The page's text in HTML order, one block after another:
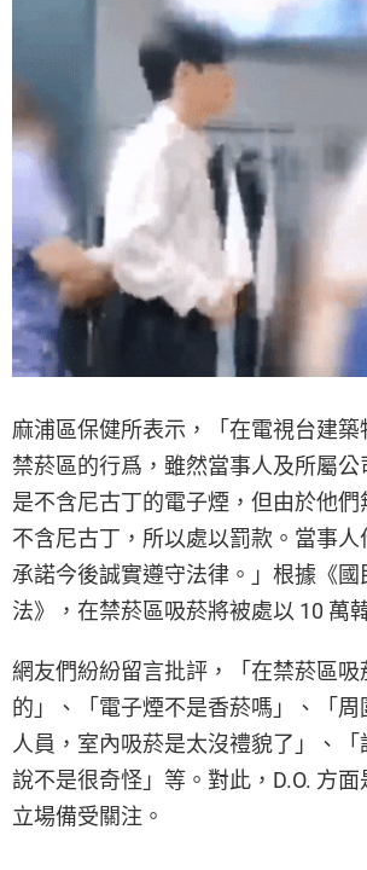
麻浦區保健所表示，「在電視台建築
禁菸區的行爲，雖然當事人及所屬公
是不含尼古丁的電子煙，但由於他們
不含尼古丁，所以處以罰款。當事人
承諾今後誠實遵守法律。」根據《國
法》，在禁菸區吸菸將被處以 10 萬
網友們紛紛留言批評，「在禁菸區吸
的」、「電子煙不是香菸嗎」、「
人員，室內吸菸是太沒禮貌了」、「
說不是很奇怪」等。對此，D.O. 方
立場備受關注。